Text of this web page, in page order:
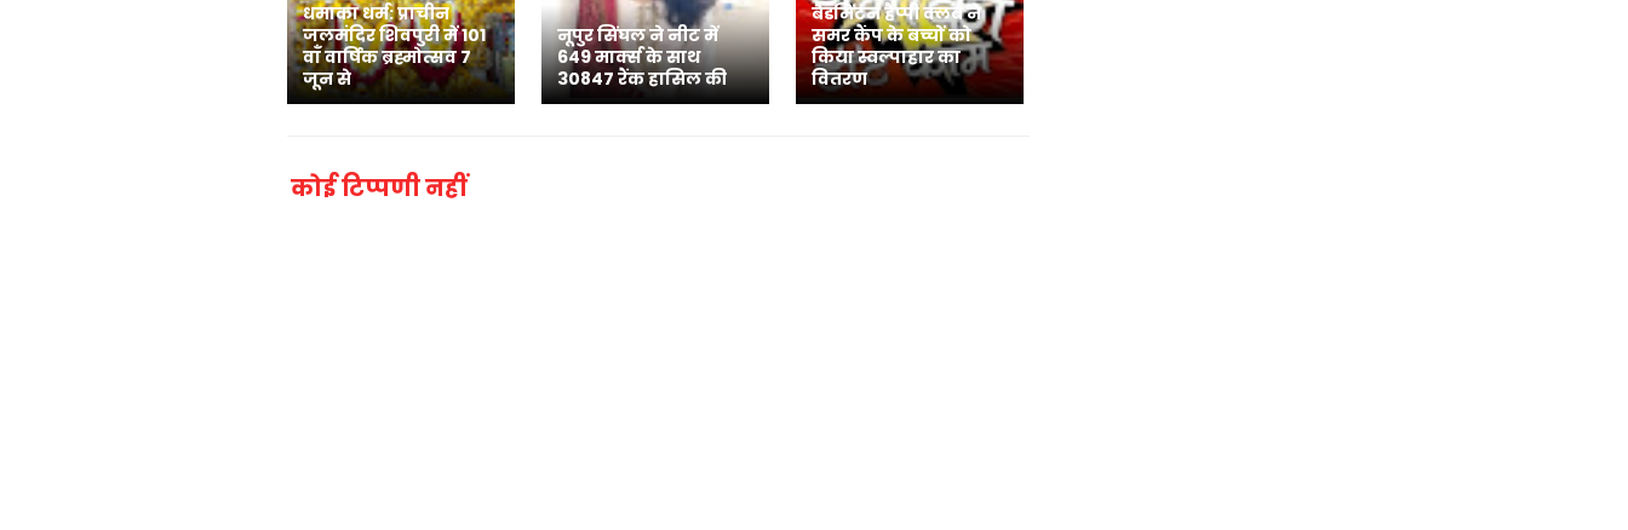
धमाका धर्म: प्राचीन
जलमंदिर शिवपुरी में 101
वाँ वार्षिक ब्रह्मोत्सव 7
जून से
नूपुर सिंघल ने नीट में
649 मार्क्स के साथ
30847 रैंक हासिल की
बैडमिंटन हैप्पी क्लब ने
समर कैंप के बच्चों को
किया स्वल्पाहार का
वितरण
कोई टिप्पणी नहीं